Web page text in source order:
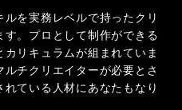
を実務レベルで持ったクリ
。プロとして制作ができる
リキュラムが組まれていま
チクリエイターが必要とさ
ている人材にあなたもなり